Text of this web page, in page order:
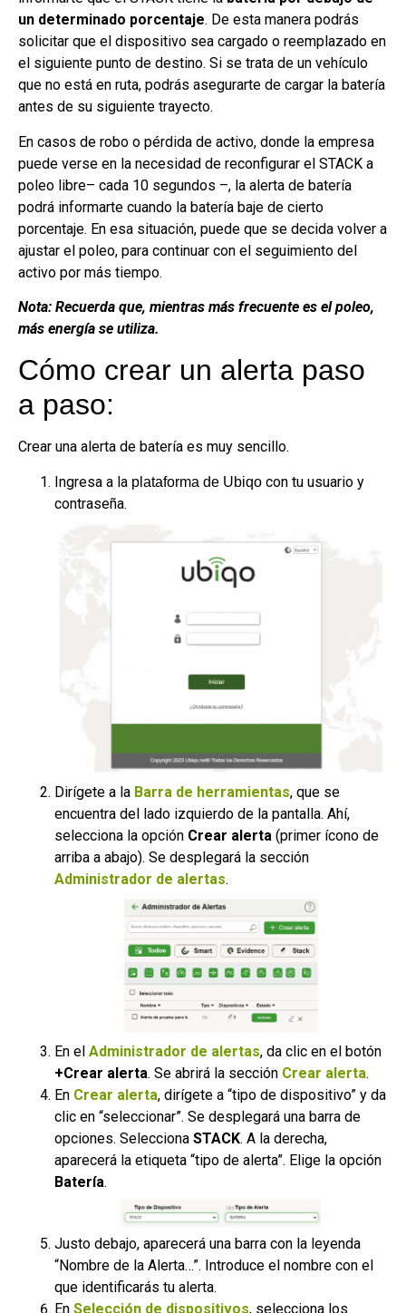
un determinado porcentaje. De esta manera podrás
solicitar que el dispositivo sea cargado o reemplazado en
el siguiente punto de destino. Si se trata de un vehículo
que no está en ruta, podrás asegurarte de cargar la batería
antes de su siguiente trayecto.
En casos de robo o pérdida de activo, donde la empresa
puede verse en la necesidad de reconfigurar el STACK a
poleo libre– cada 10 segundos –, la alerta de batería
podrá informarte cuando la batería baje de cierto
porcentaje. En esa situación, puede que se decida volver a
ajustar el poleo, para continuar con el seguimiento del
activo por más tiempo.
Nota: Recuerda que, mientras más frecuente es el poleo,
más energía se utiliza.
Cómo crear un alerta paso
a paso:
Crear una alerta de batería es muy sencillo.
Ingresa a la plataforma de Ubiqo con tu usuario y
contraseña.
Dirígete a la Barra de herramientas, que se
encuentra del lado izquierdo de la pantalla. Ahí,
selecciona la opción Crear alerta (primer ícono de
arriba a abajo). Se desplegará la sección
Administrador de alertas.
En el Administrador de alertas, da clic en el botón
+Crear alerta. Se abrirá la sección Crear alerta.
En Crear alerta, dirígete a “tipo de dispositivo” y da
clic en “seleccionar”. Se desplegará una barra de
opciones. Selecciona STACK. A la derecha,
aparecerá la etiqueta “tipo de alerta”. Elige la opción
Batería.
Justo debajo, aparecerá una barra con la leyenda
“Nombre de la Alerta…”. Introduce el nombre con el
que identificarás tu alerta.
En Selección de dispositivos, selecciona los